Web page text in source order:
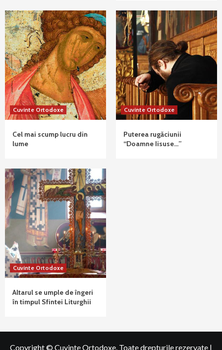
Cuvinte Ortodoxe
Cel mai scump lucru din
lume
Cuvinte Ortodoxe
Puterea rugăciunii
“Doamne Iisuse…”
Cuvinte Ortodoxe
Altarul se umple de îngeri
în timpul Sfintei Liturghii
Copyright © Cuvinte Ortodoxe. Toate drepturile rezervate |